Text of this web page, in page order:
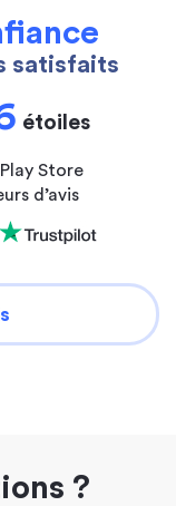
satisfaits
étoiles
Store
d’avis
?